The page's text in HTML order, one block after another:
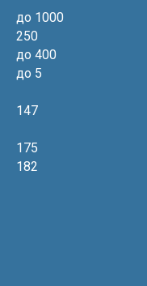
до 1000
250
до 400
до 5
147
175
182